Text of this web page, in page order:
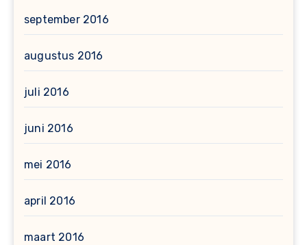
september 2016
augustus 2016
juli 2016
juni 2016
mei 2016
april 2016
maart 2016